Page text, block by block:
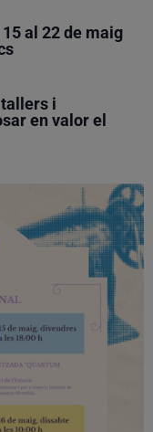
al 22 de maig
i
en valor el